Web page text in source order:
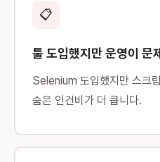
📋
툴 도입했지만 운영이 문
Selenium 도입했지만 스크
숨은 인건비가 더 큽니다.